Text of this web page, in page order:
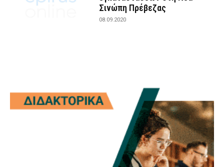
Σινώπη Πρέβεζας
08.09.2020